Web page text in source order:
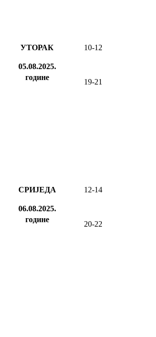
УТОРАК
05.08.2025.
године
10-12
19-21
СРИЈЕДА
06.08.2025.
године
12-14
20-22